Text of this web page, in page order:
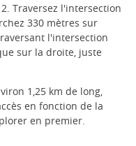
Traversez l'intersection
330 mètres sur
l'intersection
sur la droite, juste
1,25 km de long,
en fonction de la
en premier.